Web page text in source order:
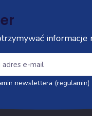
informacje
newslettera (regulamin)